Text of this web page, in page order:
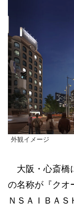
外観イメージ
大阪・心斎橋
の名称が『クオ
ＮＳＡＩＢＡＳ